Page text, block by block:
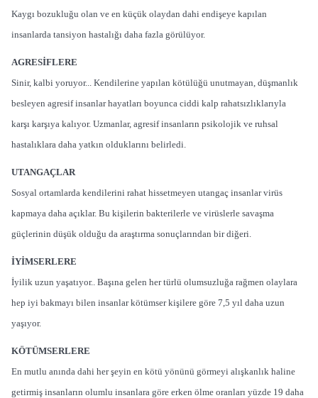
Kaygı bozukluğu olan ve en küçük olaydan dahi endişeye kapılan
insanlarda tansiyon hastalığı daha fazla görülüyor.
AGRESİFLERE
Sinir, kalbi yoruyor... Kendilerine yapılan kötülüğü unutmayan, düşmanlık
besleyen agresif insanlar hayatları boyunca ciddi kalp rahatsızlıklarıyla
karşı karşıya kalıyor. Uzmanlar, agresif insanların psikolojik ve ruhsal
hastalıklara daha yatkın olduklarını belirledi.
UTANGAÇLAR
Sosyal ortamlarda kendilerini rahat hissetmeyen utangaç insanlar virüs
kapmaya daha açıklar. Bu kişilerin bakterilerle ve virüslerle savaşma
güçlerinin düşük olduğu da araştırma sonuçlarından bir diğeri.
İYİMSERLERE
İyilik uzun yaşatıyor.. Başına gelen her türlü olumsuzluğa rağmen olaylara
hep iyi bakmayı bilen insanlar kötümser kişilere göre 7,5 yıl daha uzun
yaşıyor.
KÖTÜMSERLERE
En mutlu anında dahi her şeyin en kötü yönünü görmeyi alışkanlık haline
getirmiş insanların olumlu insanlara göre erken ölme oranları yüzde 19 daha